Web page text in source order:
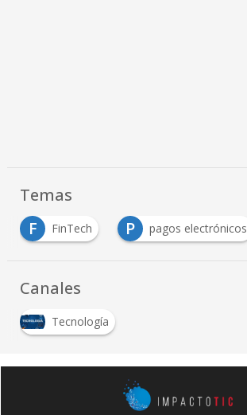
Temas
F
FinTech P pagos electrónicos
Canales
Tecnología